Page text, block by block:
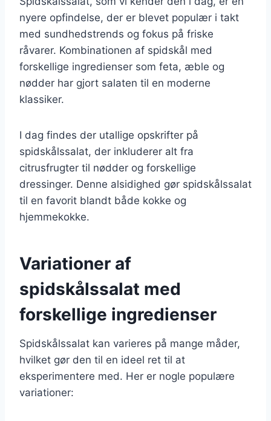
nyere opfindelse, der er blevet populær i takt
med sundhedstrends og fokus på friske
råvarer. Kombinationen af spidskål med
forskellige ingredienser som feta, æble og
nødder har gjort salaten til en moderne
klassiker.
I dag findes der utallige opskrifter på
spidskålssalat, der inkluderer alt fra
citrusfrugter til nødder og forskellige
dressinger. Denne alsidighed gør spidskålssalat
til en favorit blandt både kokke og
hjemmekokke.
Variationer af
spidskålssalat med
forskellige ingredienser
Spidskålssalat kan varieres på mange måder,
hvilket gør den til en ideel ret til at
eksperimentere med. Her er nogle populære
variationer: